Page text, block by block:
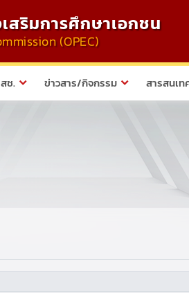
สริมการศึกษาเอกชน
(OPEC)
ช. ข่าวสาร/กิจกรรม สารสนเท